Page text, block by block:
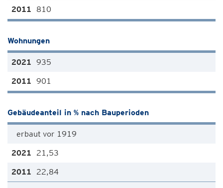
810
Wohnungen
935
901
Gebäudeanteil in % nach Bauperioden
erbaut vor 1919
21,53
22,84